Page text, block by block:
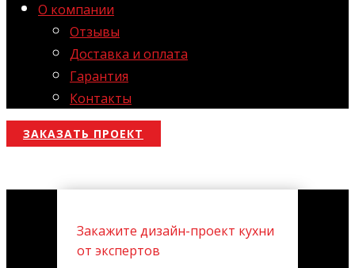
О компании
Отзывы
Доставка и оплата
Гарантия
Контакты
ЗАКАЗАТЬ ПРОЕКТ
Закажите дизайн-проект кухни
от экспертов